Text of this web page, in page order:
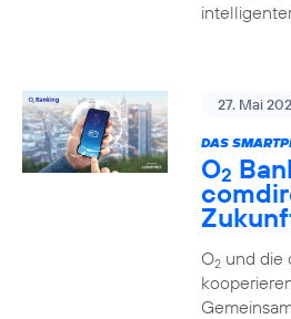
27. Mai
DAS
O2
O2und die